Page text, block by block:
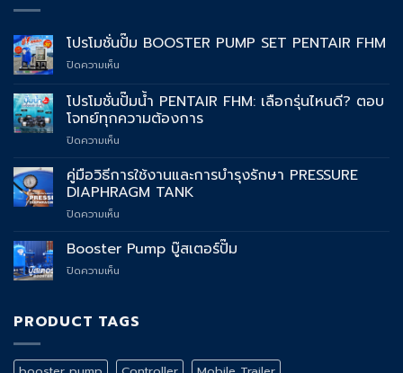
โปรโมชั่นปั๊ม BOOSTER PUMP SET PENTAIR FHM
ปิดความเห็น
โม
ชั่น
ปั๊ม
SET
PENTAIR
FHM
โปรโมชั่นปั๊มน้ำ PENTAIR FHM: เลือกรุ่นไหนดี? ตอบ
โจทย์ทุกความต้องการ
ปิดความเห็น
โม
ชั่น
ปั๊ม
FHM:
ตอบ
ความ
คู่มือวิธีการใช้งานและการบำรุงรักษา PRESSURE
DIAPHRAGM TANK
ปิดความเห็น
วิธี
การ
PRESSURE
Booster Pump บู๊สเตอร์ปั๊ม
ปิดความเห็น
บู๊
ส
ปั๊ม
PRODUCT TAGS